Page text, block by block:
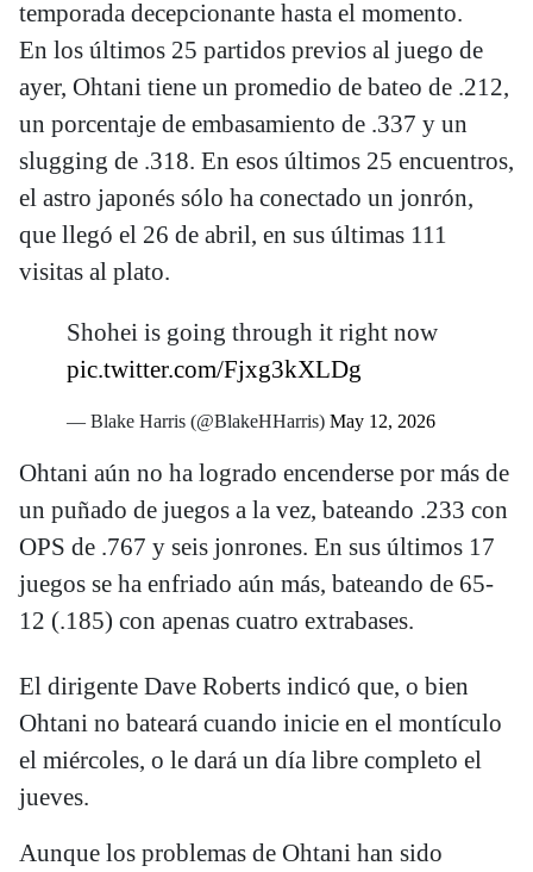
temporada decepcionante hasta el momento.
En los últimos 25 partidos previos al juego de
ayer, Ohtani tiene un promedio de bateo de .212,
un porcentaje de embasamiento de .337 y un
slugging de .318. En esos últimos 25 encuentros,
el astro japonés sólo ha conectado un jonrón,
que llegó el 26 de abril, en sus últimas 111
visitas al plato.
Shohei is going through it right now
pic.twitter.com/Fjxg3kXLDg
— Blake Harris (@BlakeHHarris) May 12, 2026
Ohtani aún no ha logrado encenderse por más de
un puñado de juegos a la vez, bateando .233 con
OPS de .767 y seis jonrones. En sus últimos 17
juegos se ha enfriado aún más, bateando de 65-
12 (.185) con apenas cuatro extrabases.
El dirigente Dave Roberts indicó que, o bien
Ohtani no bateará cuando inicie en el montículo
el miércoles, o le dará un día libre completo el
jueves.
Aunque los problemas de Ohtani han sido